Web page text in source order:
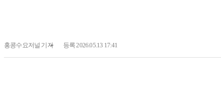
홍콩수요저널 기자 등록 2026.05.13 17:41